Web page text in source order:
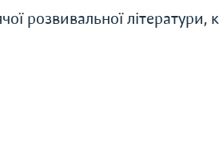
розвивальної